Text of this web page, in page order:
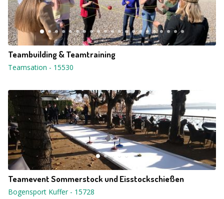
Teambuilding & Teamtraining
Teamsation - 15530
Teamevent Sommerstock und Eisstockschießen
Bogensport Kuffer- 15728